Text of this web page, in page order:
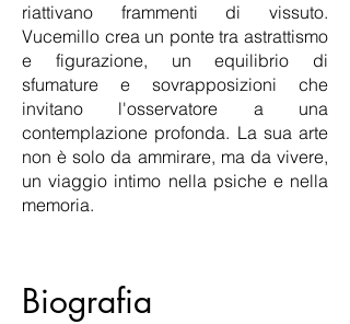
riattivano frammenti di vissuto.
Vucemillo crea un ponte tra astrattismo
e figurazione, un equilibrio di
sfumature e sovrapposizioni che
invitano l'osservatore a una
contemplazione profonda. La sua arte
non è solo da ammirare, ma da vivere,
un viaggio intimo nella psiche e nella
memoria.
Biografia